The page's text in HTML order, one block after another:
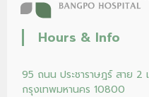
Hours & Info
95 ถนน ประชาราษฎร์ สาย 2
กรุงเทพมหานคร 10800